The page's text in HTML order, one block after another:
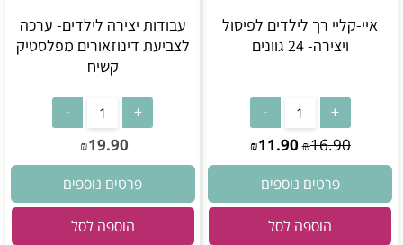
איי-קליי רך לילדים לפיסול
ויצירה- 24 גוונים
₪16.90
₪11.90
פרטים נוספים
הוספה לסל
עבודות יצירה לילדים- ערכה
לצביעת דינוזאורים מפלסטיק
קשיח
₪19.90
פרטים נוספים
הוספה לסל